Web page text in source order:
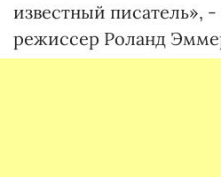
известный писатель»,
режиссер Роланд